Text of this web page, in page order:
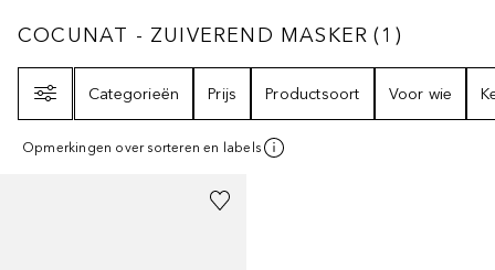
COCUNAT - ZUIVEREND MASKER 1
COCUNAT - ZUIVEREND MASKER (1 )
Categorieën
Prijs Productsoort Voor wie
Opmerkingen over sorteren en labels